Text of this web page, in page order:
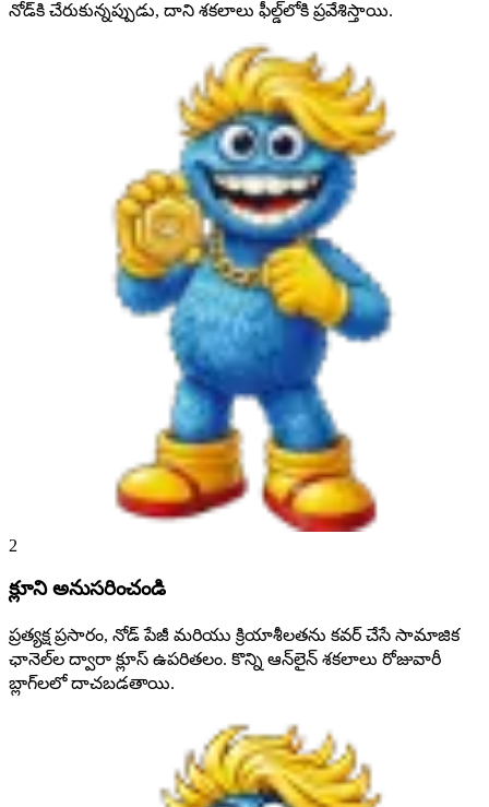
నోడ్‌కి చేరుకున్నప్పుడు, దాని శకలాలు ఫీల్డ్‌లోకి ప్రవేశిస్తాయి.
2
క్లూని అనుసరించండి
ప్రత్యక్ష ప్రసారం, నోడ్ పేజీ మరియు క్రియాశీలతను కవర్ చేసే సామాజిక
ఛానెల్‌ల ద్వారా క్లూస్ ఉపరితలం. కొన్ని ఆన్‌లైన్ శకలాలు రోజువారీ
బ్లాగ్‌లలో దాచబడతాయి.